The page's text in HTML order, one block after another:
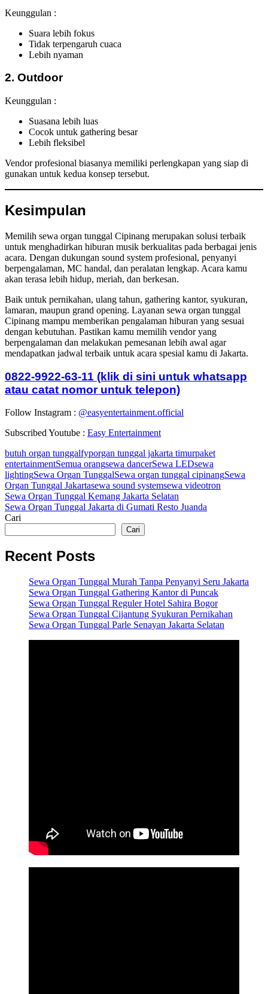
Keunggulan :
Suara lebih fokus
Tidak terpengaruh cuaca
Lebih nyaman
2. Outdoor
Keunggulan :
Suasana lebih luas
Cocok untuk gathering besar
Lebih fleksibel
Vendor profesional biasanya memiliki perlengkapan yang siap di
gunakan untuk kedua konsep tersebut.
Kesimpulan
Memilih sewa organ tunggal Cipinang merupakan solusi terbaik
untuk menghadirkan hiburan musik berkualitas pada berbagai jenis
acara. Dengan dukungan sound system profesional, penyanyi
berpengalaman, MC handal, dan peralatan lengkap. Acara kamu
akan terasa lebih hidup, meriah, dan berkesan.
Baik untuk pernikahan, ulang tahun, gathering kantor, syukuran,
lamaran, maupun grand opening. Layanan sewa organ tunggal
Cipinang mampu memberikan pengalaman hiburan yang sesuai
dengan kebutuhan. Pastikan kamu memilih vendor yang
berpengalaman dan melakukan pemesanan lebih awal agar
mendapatkan jadwal terbaik untuk acara spesial kamu di Jakarta.
0822-9922-63-11 (klik di sini untuk whatsapp
atau catat nomor untuk telepon)
Follow Instagram : @easyentertainment.official
Subscribed Youtube : Easy Entertainment
butuh organ tunggalfyporgan tunggal jakarta timurpaket
entertainmentSemua orangsewa dancerSewa LEDsewa
lightingSewa Organ TunggalSewa organ tunggal cipinangSewa
Organ Tunggal Jakartasewa sound systemsewa videotron
Navigasi
pos
Sewa Organ Tunggal Kemang Jakarta Selatan
Sewa Organ Tunggal Jakarta di Gumati Resto Juanda
Cari
Cari
Recent Posts
Sewa Organ Tunggal Murah Tanpa Penyanyi Seru Jakarta
Sewa Organ Tunggal Gathering Kantor di Puncak
Sewa Organ Tunggal Reguler Hotel Sahira Bogor
Sewa Organ Tunggal Cijantung Syukuran Pernikahan
Sewa Organ Tunggal Parle Senayan Jakarta Selatan